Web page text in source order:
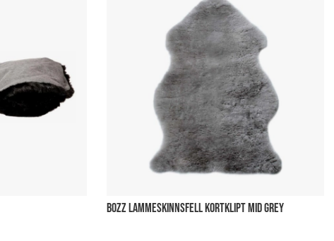
BOZZ LAMMESKINNSFELL KORTKLIPT MID GREY